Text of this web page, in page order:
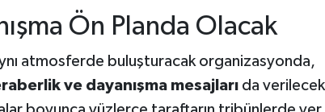
Ön Planda Olacak
atmosferde buluşturacak organizasyonda,
ve dayanışma mesajlarıda